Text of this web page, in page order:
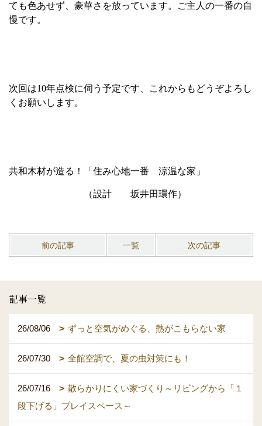
ても色あせず、豪華さを放っています。ご主人の一番の自
慢です。
次回は10年点検に伺う予定です、これからもどうぞよろし
くお願いします。
共和木材が造る！「住み心地一番 涼温な家」
（設計 坂井田環作）
前の記事 一覧 次の記事
記事一覧
26/08/06 ずっと空気がめぐる、熱がこもらない家
26/07/30 全館空調で、夏の虫対策にも！
26/07/16
散らかりにくい家づくり～リビングから「１
段下げる」プレイスペース～